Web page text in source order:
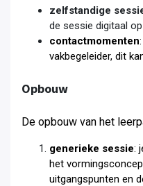
zelfstandige
de sessie digitaal
contactmomenten
vakbegeleider, dit
Opbouw
De opbouw van het
generieke sessie:
het
uitgangspunten en